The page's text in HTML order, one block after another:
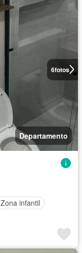
6fotos
Departamento
Zona infantil